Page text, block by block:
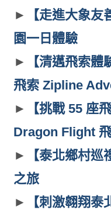
►
【走進大象
園一日體驗
►
【清邁飛索
飛索 Zipline
►
【挑戰 55 座
Dragon Flight
►
【泰北鄉村
之旅
►
【刺激翱翔